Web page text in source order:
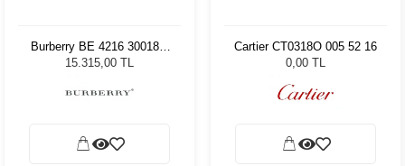
Burberry BE 4216 30018G
57 Kadın Güneş Gözlüğü
15.315,00 TL
Cartier CT0318O 005 52 16
0,00 TL